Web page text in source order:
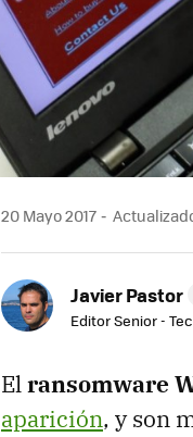
20 Mayo 2017
Javier Pastor
Editor Senior -
Elransomware
aparición, y son